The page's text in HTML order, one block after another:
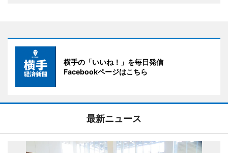
横手の「いいね！」を毎日発信
Facebookページはこちら
最新ニュース